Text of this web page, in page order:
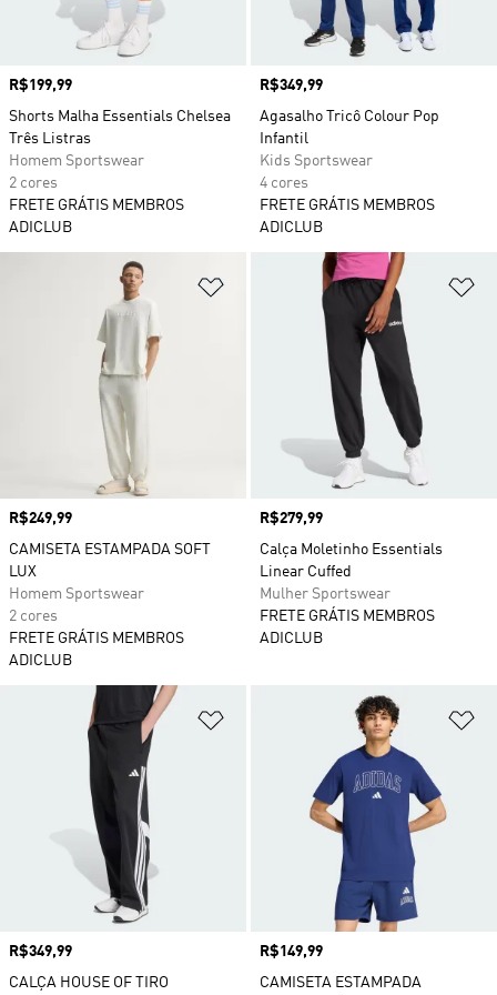
Preço
R$199,99
Shorts Malha Essentials Chelsea
Três Listras
Homem Sportswear
2 cores
FRETE GRÁTIS MEMBROS
ADICLUB
Preço
R$349,99
Agasalho Tricô Colour Pop
Infantil
Kids Sportswear
4 cores
FRETE GRÁTIS MEMBROS
ADICLUB
Adicionar à Lista de Desejos
Preço
R$249,99
CAMISETA ESTAMPADA SOFT
LUX
Homem Sportswear
2 cores
FRETE GRÁTIS MEMBROS
ADICLUB
Preço
R$279,99
Calça Moletinho Essentials
Linear Cuffed
Mulher Sportswear
FRETE GRÁTIS MEMBROS
ADICLUB
Adicionar à Lista de Desejos
Preço
R$349,99
CALÇA HOUSE OF TIRO
Preço
R$149,99
CAMISETA ESTAMPADA